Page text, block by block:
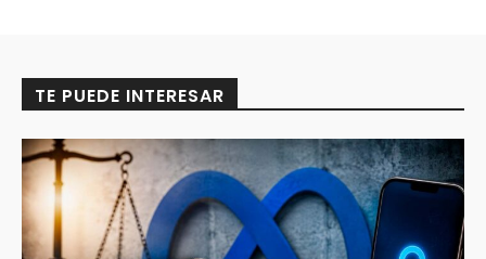
TE PUEDE INTERESAR